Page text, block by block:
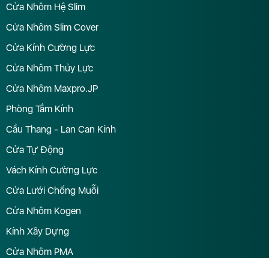
Cửa Nhôm Hệ Slim
Cửa Nhôm Slim Cover
Cửa Kính Cường Lực
Cửa Nhôm Thủy Lực
Cửa Nhôm Maxpro.JP
Phòng Tắm Kính
Cầu Thang - Lan Can Kính
Cửa Tự Động
Vách Kính Cường Lực
Cửa Lưới Chống Muỗi
Cửa Nhôm Kogen
Kính Xây Dựng
Cửa Nhôm PMA